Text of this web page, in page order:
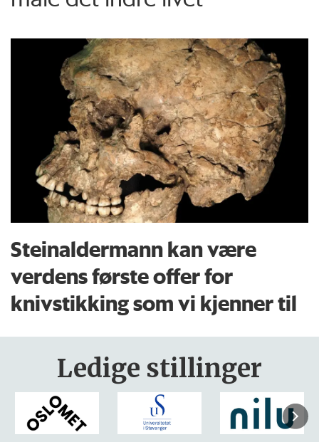
Steinaldermann kan være
verdens første offer for
knivstikking som vi kjenner til
Ledige stillinger